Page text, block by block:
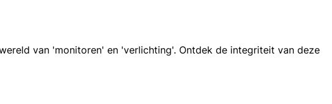
van 'monitoren' en 'verlichting'. Ontdek de integriteit van deze